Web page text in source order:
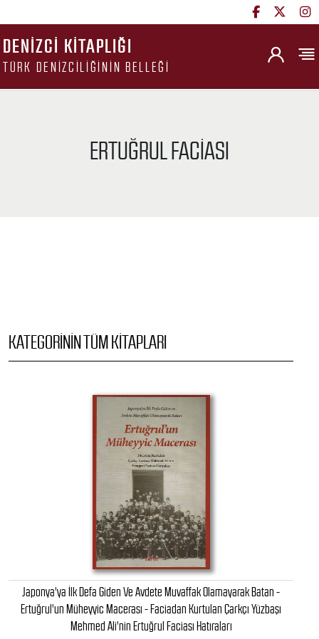
DENIZCI KITAPLIĞI
TÜRK DENIZCILIĞININ BELLEĞI
ERTUĞRUL FACIASI
KATEGORININ TÜM KITAPLARI
Japonya'ya İlk Defa Giden Ve Avdete Muvaffak Olamayarak Batan -
Ertuğrul'un Müheyyic Macerası - Faciadan Kurtulan Çarkçı Yüzbaşı
Mehmed Ali'nin Ertuğrul Faciası Hatıraları